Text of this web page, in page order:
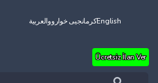
العربيةکرمانجیی خوارووEnglish
Ücretsiz İlan Ver